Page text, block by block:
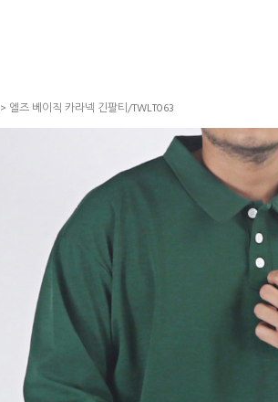
> 엘즈 베이직 카라넥 긴팔티/TWLT063